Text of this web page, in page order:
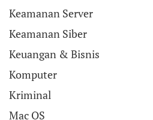
Keamanan Server
Keamanan Siber
Keuangan & Bisnis
Komputer
Kriminal
Mac OS